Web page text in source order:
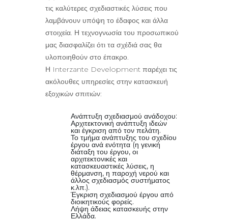
τις καλύτερες σχεδιαστικές λύσεις που
λαμβάνουν υπόψη το έδαφος και άλλα
στοιχεία. Η τεχνογνωσία του προσωπικού
μας διασφαλίζει ότι τα σχέδιά σας θα
υλοποιηθούν στο έπακρο.
Η Interzante Development παρέχει τις
ακόλουθες υπηρεσίες στην κατασκευή
εξοχικών σπιτιών:
Ανάπτυξη σχεδιασμού ανάδοχου:
Αρχιτεκτονική ανάπτυξη ιδεών
και έγκριση από τον πελάτη.
Το τμήμα ανάπτυξης του σχεδίου
έργου ανά ενότητα (η γενική
διάταξη του έργου, οι
αρχιτεκτονικές και
κατασκευαστικές λύσεις, η
θέρμανση, η παροχή νερού και
άλλος σχεδιασμός συστήματος
κ.λπ.).
Έγκριση σχεδιασμού έργου από
διοικητικούς φορείς.
Λήψη άδειας κατασκευής στην
Ελλάδα.